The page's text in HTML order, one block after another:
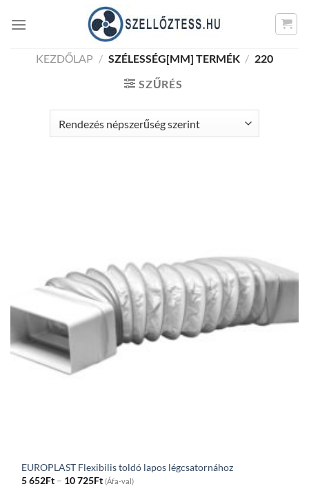
KEZDŐLAP / SZÉLESSÉG[MM] TERMÉK / 220
SZŰRÉS
EUROPLAST Flexibilis toldó lapos légcsatornához
5 652Ft – 10 725FtPrice
range:
(Áfa-val)